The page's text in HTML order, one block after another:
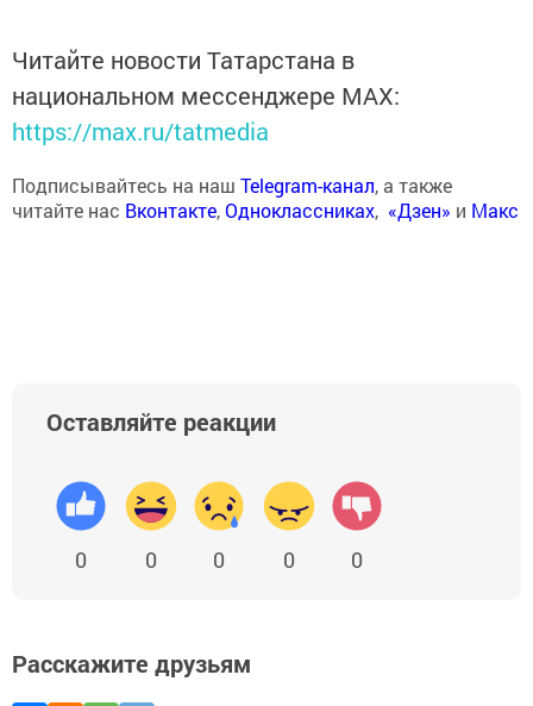
Читайте новости Татарстана в
национальном мессенджере MАХ:
https://max.ru/tatmedia
Подписывайтесь на наш Telegram-канал, а также
читайте нас Вконтакте,Одноклассниках, «Дзен» и Макс
Оставляйте реакции
0 0 0 0 0
Расскажите друзьям